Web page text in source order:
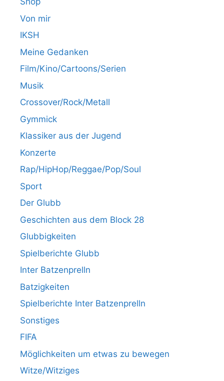
Von mir
IKSH
Meine Gedanken
Film/Kino/Cartoons/Serien
Musik
Crossover/Rock/Metall
Gymmick
Klassiker aus der Jugend
Konzerte
Rap/HipHop/Reggae/Pop/Soul
Sport
Der Glubb
Geschichten aus dem Block 28
Glubbigkeiten
Spielberichte Glubb
Inter Batzenprelln
Batzigkeiten
Spielberichte Inter Batzenprelln
Sonstiges
FIFA
Möglichkeiten um etwas zu bewegen
Witze/Witziges